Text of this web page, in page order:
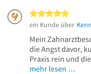
ein Kunde über
Mein
die Angst davor,
Praxis rein und
mehr lesen …